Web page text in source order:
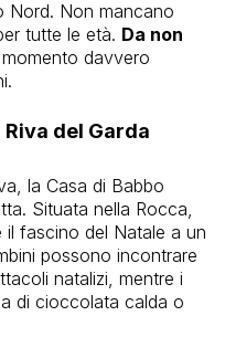
Nord. Non mancano
tutte le età. Da non
davvero
Riva del Garda
la Casa di Babbo
Situata nella Rocca,
fascino del Natale a un
possono incontrare
natalizi, mentre i
di cioccolata calda o